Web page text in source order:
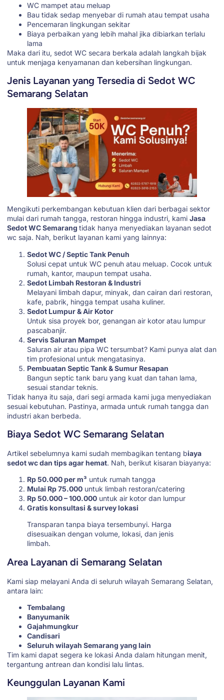
WC mampet atau meluap
Bau tidak sedap menyebar di rumah atau tempat usaha
Pencemaran lingkungan sekitar
Biaya perbaikan yang lebih mahal jika dibiarkan terlalu
lama
Maka dari itu, sedot WC secara berkala adalah langkah bijak
untuk menjaga kenyamanan dan kebersihan lingkungan.
Jenis Layanan yang Tersedia di Sedot WC
Semarang Selatan
Mengikuti perkembangan kebutuan klien dari berbagai sektor
mulai dari rumah tangga, restoran hingga industri, kami Jasa
Sedot WC Semarang tidak hanya menyediakan layanan sedot
wc saja. Nah, berikut layanan kami yang lainnya:
Sedot WC / Septic Tank Penuh
Solusi cepat untuk WC penuh atau meluap. Cocok untuk
rumah, kantor, maupun tempat usaha.
Sedot Limbah Restoran & Industri
Melayani limbah dapur, minyak, dan cairan dari restoran,
kafe, pabrik, hingga tempat usaha kuliner.
Sedot Lumpur & Air Kotor
Untuk sisa proyek bor, genangan air kotor atau lumpur
pascabanjir.
Servis Saluran Mampet
Saluran air atau pipa WC tersumbat? Kami punya alat dan
tim profesional untuk mengatasinya.
Pembuatan Septic Tank & Sumur Resapan
Bangun septic tank baru yang kuat dan tahan lama,
sesuai standar teknis.
Tidak hanya itu saja, dari segi armada kami juga menyediakan
sesuai kebutuhan. Pastinya, armada untuk rumah tangga dan
industri akan berbeda.
Biaya Sedot WC Semarang Selatan
Artikel sebelumnya kami sudah membagikan tentang biaya
sedot wc dan tips agar hemat. Nah, berikut kisaran biayanya:
Rp 50.000 per m³ untuk rumah tangga
Mulai Rp 75.000 untuk limbah restoran/catering
Rp 50.000 – 100.000 untuk air kotor dan lumpur
Gratis konsultasi & survey lokasi
Transparan tanpa biaya tersembunyi. Harga
disesuaikan dengan volume, lokasi, dan jenis
limbah.
Area Layanan di Semarang Selatan
Kami siap melayani Anda di seluruh wilayah Semarang Selatan,
antara lain:
Tembalang
Banyumanik
Gajahmungkur
Candisari
Seluruh wilayah Semarang yang lain
Tim kami dapat segera ke lokasi Anda dalam hitungan menit,
tergantung antrean dan kondisi lalu lintas.
Keunggulan Layanan Kami